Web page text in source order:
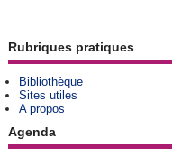
Rubriques pratiques
Bibliothèque
Sites utiles
A propos
Agenda